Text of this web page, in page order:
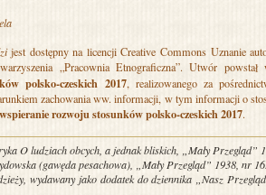
jest dostępny na licencji Creative Commons Uznanie
„Pracownia Etnograficzna”. Utwór
polsko-czeskich 2017, realizowanego za
zachowania ww. informacji, w tym informacji o
rozwoju stosunków polsko-czeskich 2017.
O ludziach obcych, a jednak bliskich, „Mały Przegląd”
(gawęda pesachowa), „Mały Przegląd” 1938, nr 16.
wydawany jako dodatek do dziennika „Nasz